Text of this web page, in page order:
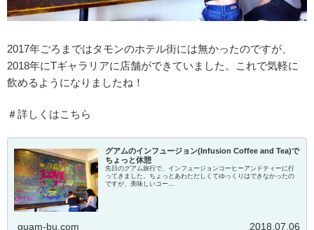
2017年ごろまではタモンのホテル街には無かったのですが、
2018年にTギャラリアに店舗ができていました。これで気軽に
飲めるようになりましたね！
＃詳しくはこちら
グアムのインフュージョン(Infusion Coffee and Tea)で
ちょっと休憩
先日のグアム旅行で、インフュージョンコーヒーアンドティーに行
ってきました。ちょっとあわただしくてゆっくりはできなかったの
ですが、美味しいコー...
guam-bu.com 2018.07.06